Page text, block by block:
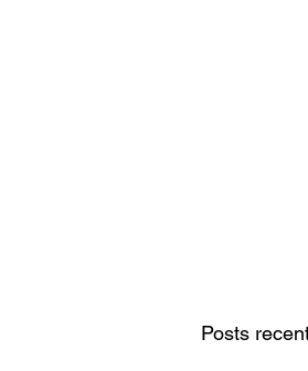
Posts